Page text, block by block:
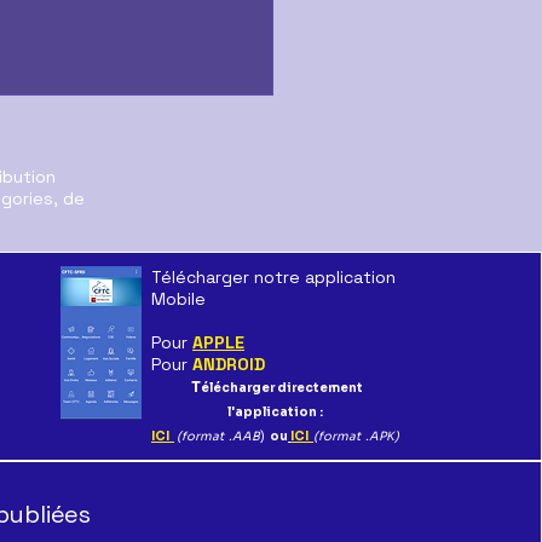
jour de
de
Télécharger notre application
Mobile
Pour APPLE
Pour ANDROID
Télécharger directement
l'application :
ICI
(format .AAB) ou ICI (format .APK)